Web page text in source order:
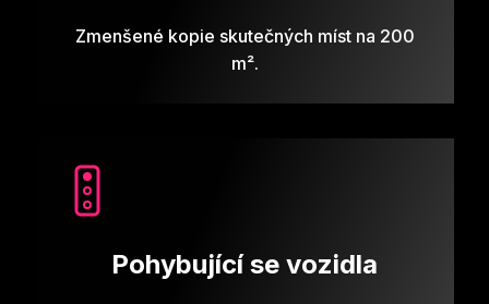
Zmenšené kopie skutečných míst na 200
m².
Pohybující se vozidla